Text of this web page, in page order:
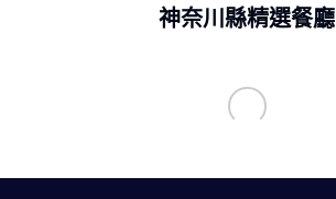
神奈川縣精選餐廳